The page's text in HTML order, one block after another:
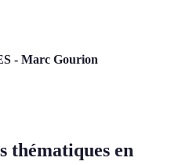
- Marc Gourion
thématiques en